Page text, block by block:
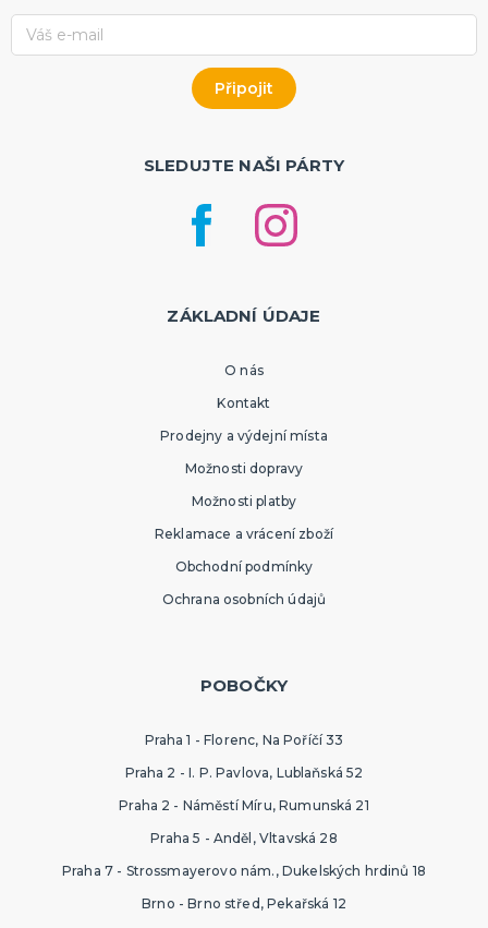
SLEDUJTE NAŠI PÁRTY
ZÁKLADNÍ ÚDAJE
O nás
Kontakt
Prodejny a výdejní místa
Možnosti dopravy
Možnosti platby
Reklamace a vrácení zboží
Obchodní podmínky
Ochrana osobních údajů
POBOČKY
Praha 1 - Florenc, Na Poříčí 33
Praha 2 - I. P. Pavlova, Lublaňská 52
Praha 2 - Náměstí Míru, Rumunská 21
Praha 5 - Anděl, Vltavská 28
Praha 7 - Strossmayerovo nám., Dukelských hrdinů 18
Brno - Brno střed, Pekařská 12